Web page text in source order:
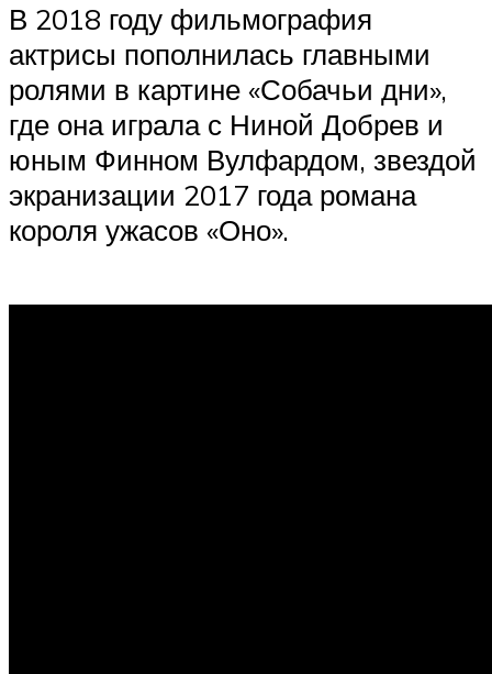
В 2018 году фильмография
актрисы пополнилась главными
ролями в картине «Собачьи дни»,
где она играла с Ниной Добрев и
юным Финном Вулфардом, звездой
экранизации 2017 года романа
короля ужасов «Оно».